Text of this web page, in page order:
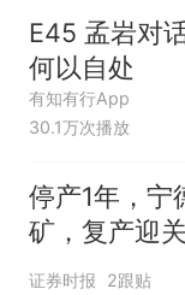
E45 孟岩对
何以自处
有知有行App
30.1万次播放
停产1年，宁
矿，复产迎
证券时报 2跟贴